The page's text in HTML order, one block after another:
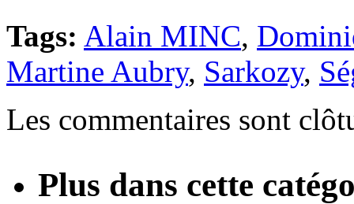
Tags: Alain MINC,
Martine Aubry, Sarkozy,
Les commentaires sont
Plus dans cette